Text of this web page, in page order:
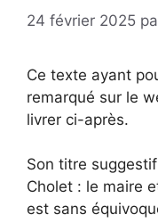
24 février 2025
Ce texte ayant
remarqué sur le
livrer ci-après.
Son titre
Cholet : le maire
est sans